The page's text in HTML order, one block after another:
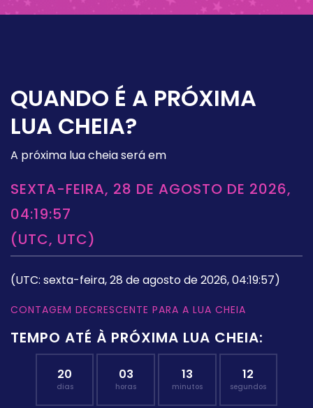
QUANDO É A PRÓXIMA
LUA CHEIA?
A próxima lua cheia será em
SEXTA-FEIRA, 28 DE AGOSTO DE 2026,
04:19:57
(UTC, UTC)
(UTC: sexta-feira, 28 de agosto de 2026, 04:19:57)
CONTAGEM DECRESCENTE PARA A LUA CHEIA
TEMPO ATÉ À PRÓXIMA LUA CHEIA:
20
dias
03
horas
13
minutos
11
segundos